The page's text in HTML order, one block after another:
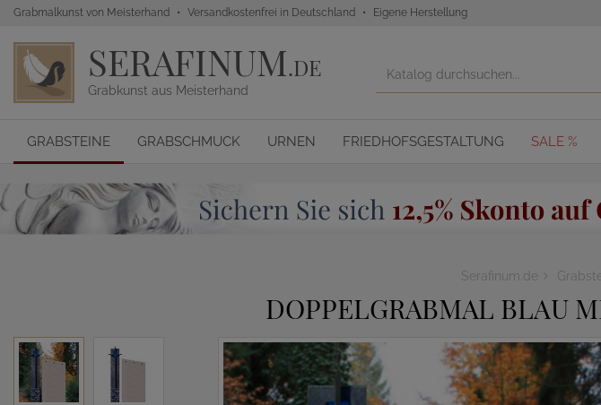
Grabmalkunst von Meisterhand Versandkostenfrei in Deutschland Eigene Herstellung
SERAFINUM.DE
Grabkunst aus Meisterhand
GRABSTEINE GRABSCHMUCK URNEN FRIEDHOFSGESTALTUNG SALE %
Serafinum.de
DOPPELGRABMAL BLAU